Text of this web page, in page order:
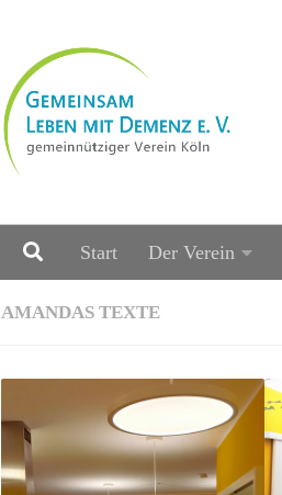
Start Der Verein
AMANDAS TEXTE